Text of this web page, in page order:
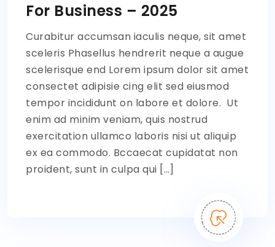
For Business – 2025
Curabitur accumsan iaculis neque, sit amet
sceleris Phasellus hendrerit neque a augue
scelerisque end Lorem ipsum dolor sit amet
consectet adipisie cing elit sed eiusmod
tempor incididunt on labore et dolore. Ut
enim ad minim veniam, quis nostrud
exercitation ullamco laboris nisi ut aliquip
ex ea commodo. Bccaecat cupidatat non
proident, sunt in culpa qui […]